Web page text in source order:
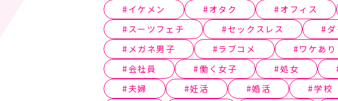
イケメン
オタク オフィス
スーツフェチ
セックスレス
メガネ男子
ラブコメ ワケあり
会社員
働く女子 処女
夫婦
妊活 婚活 学校